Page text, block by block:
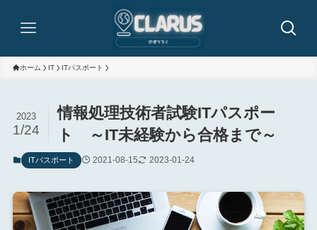
ホーム IT ITパスポート
情報処理技術者試験ITパスポー
ト ～IT未経験から合格まで～
2023
1/24
ITパスポート 2021-08-15 2023-01-24